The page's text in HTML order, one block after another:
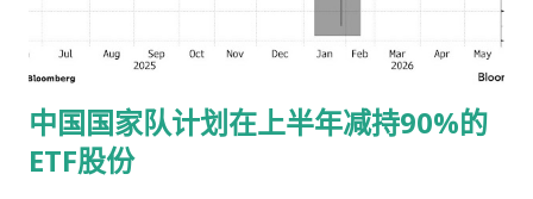
富农政策效能，守牢国家粮食安全底线，持续巩固拓展脱贫攻坚
成果，提升乡村产业发展水平、乡村建设水平、乡村治理水平，
努力把农业建成现代化大产业、使农村基本具备现代生活条件、
让农民生活更加富裕美好，为推进中国式现代化提供基础支撑。
一、提升农业综合生产能力和质量效益 （一）稳定发展粮油生
中国国家队计划在上半年减持90%的
ETF股份